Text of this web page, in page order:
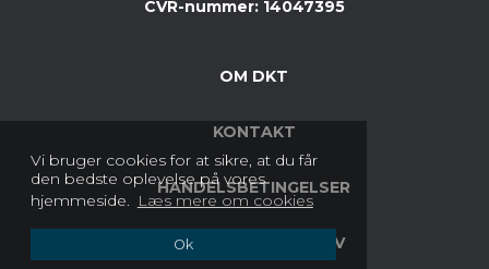
Vi bruger cookies for at sikre, at du får
den bedste oplevelse på vores
hjemmeside. Læs mere om cookies
Ok
CVR-nummer: 14047395
OM DKT
KONTAKT
HANDELSBETINGELSER
COOKIES & PRIVATLIV